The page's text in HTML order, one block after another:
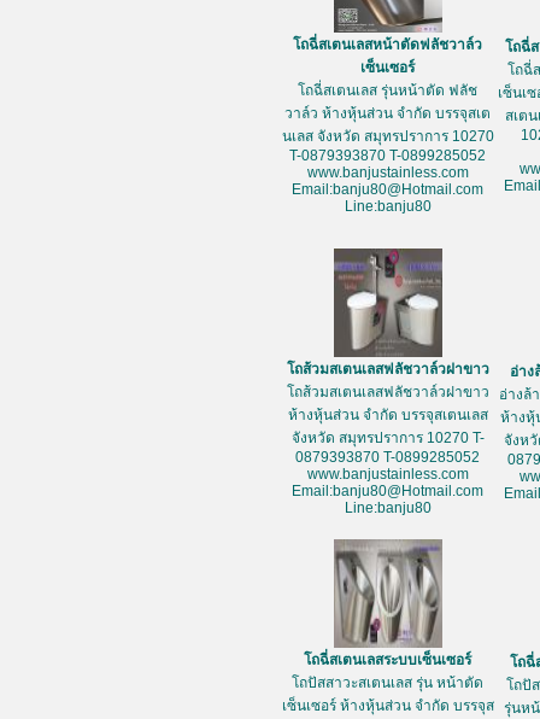
โถฉี่สเตนเลสหน้าตัดฟลัชวาล์ว
เซ็นเซอร์
โถฉี่สเตนเลส รุ่นหน้าตัด ฟลัช
วาล์ว ห้างหุ้นส่วน จำกัด บรรจุสเต
นเลส จังหวัด สมุทรปราการ 10270
T-0879393870 T-0899285052
www.banjustainless.com
Email:banju80@Hotmail.com
Line:banju80
โถฉี่
โถฉี่
เซ็นเ
สเต
โถส้วมสเตนเลสฟลัชวาล์วฝาขาว
โถส้วมสเตนเลสฟลัชวาล์วฝาขาว
ห้างหุ้นส่วน จำกัด บรรจุสเตนเลส
จังหวัด สมุทรปราการ 10270 T-
0879393870 T-0899285052
www.banjustainless.com
Email:banju80@Hotmail.com
Line:banju80
อ่าง
อ่างล้
ห้างหุ้
จังห
โถฉี่สเตนเลสระบบเซ็นเซอร์
โถปัสสาวะสเตนเลส รุ่น หน้าตัด
เซ็นเซอร์ ห้างหุ้นส่วน จำกัด บรรจุส
โถฉี่
โถปั
รุ่นห